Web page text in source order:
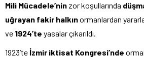
Mili Mücadele’nin zor koşullarında
uğrayan fakir halkınormanlardan
ve 1924’te yasalar çıkarıldı.
1923’teİzmir iktisat Kongresi’nde